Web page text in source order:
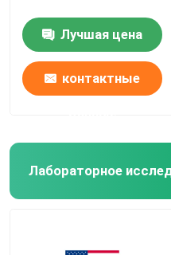
Лучшая цена
контактные
Лабораторное